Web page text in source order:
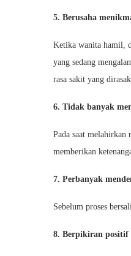
5. Berusaha
Ketika wanita hamil,
yang sedang
rasa sakit yang
6. Tidak banyak
Pada saat
memberikan
7. Perbanyak
Sebelum proses
8. Berpikiran positif